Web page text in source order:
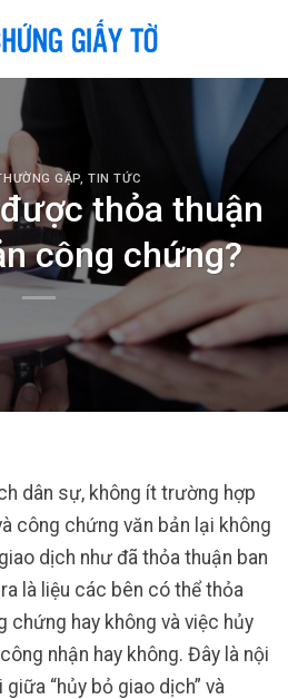
GẶP,TIN TỨC
thỏa thuận
công chứng?
dân sự, không ít trường hợp
công chứng văn bản lại không
dịch như đã thỏa thuận ban
là liệu các bên có thể thỏa
chứng hay không và việc hủy
nhận hay không. Đây là nội
“hủy bỏ giao dịch” và